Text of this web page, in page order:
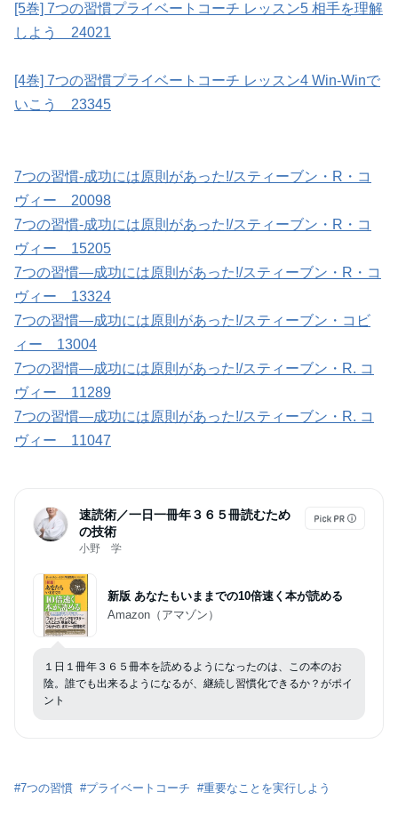
[5巻] 7つの習慣プライベートコーチ レッスン5 相手を理解
しよう 24021
[4巻] 7つの習慣プライベートコーチ レッスン4 Win-Winで
いこう 23345
7つの習慣-成功には原則があった!/スティーブン・R・コ
ヴィー 20098
7つの習慣-成功には原則があった!/スティーブン・R・コ
ヴィー 15205
7つの習慣―成功には原則があった!/スティーブン・R・コ
ヴィー 13324
7つの習慣―成功には原則があった!/スティーブン・コビ
ィー 13004
7つの習慣―成功には原則があった!/スティーブン・R. コ
ヴィー 11289
7つの習慣―成功には原則があった!/スティーブン・R. コ
ヴィー 11047
速読術／一日一冊年３６５冊読むため
の技術
小野 学
新版 あなたもいままでの10倍速く本が読める
Amazon（アマゾン）
１日１冊年３６５冊本を読めるようになったのは、この本のお
陰。誰でも出来るようになるが、継続し習慣化できるか？がポイ
ント
#7つの習慣 #プライベートコーチ #重要なことを実行しよう